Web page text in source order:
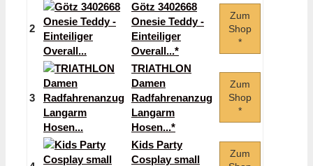
2
Götz 3402668
Onesie Teddy -
Einteiliger
Overall...*
Zum
Shop
*
3
TRIATHLON
Damen
Radfahrenanzug
Langarm
Hosen...*
Zum
Shop
*
Kids Party
Cosplay small
Zum